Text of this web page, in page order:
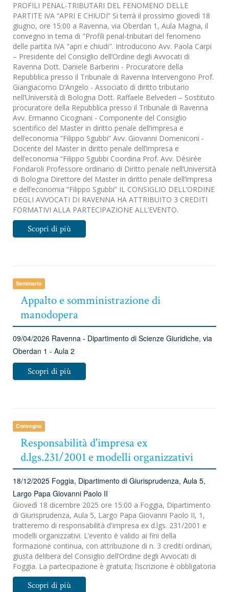
PROFILI PENAL-TRIBUTARI DEL FENOMENO DELLE
PARTITE IVA “APRI E CHIUDI” Si terrà il prossimo giovedì 18
giugno, ore 15:00 a Ravenna, via Oberdan 1, Aula Magna, il
convegno in tema di "Profili penal-tributari del fenomeno
delle partita IVA "apri e chiudi". Introducono Avv. Paola Carpi
– Presidente del Consiglio dell’Ordine degli Avvocati di
Ravenna Dott. Daniele Barberini - Procuratore della
Repubblica presso il Tribunale di Ravenna Intervengono Prof.
Giangiacomo D’Angelo - Associato di diritto tributario
nell’Università di Bologna Dott. Raffaele Belvederi – Sostituto
procuratore della Repubblica presso il Tribunale di Ravenna
Avv. Ermanno Cicognani - Componente del Consiglio
scientifico del Master in diritto penale dell’impresa e
dell’economia “Filippo Sgubbi” Avv. Giovanni Domeniconi -
Docente del Master in diritto penale dell’impresa e
dell’economia “Filippo Sgubbi Coordina Prof. Avv. Désirée
Fondaroli Professore ordinario di Diritto penale nell’Università
di Bologna Direttore del Master in diritto penale dell’impresa
e dell’economia “Filippo Sgubbi” IL CONSIGLIO DELL’ORDINE
DEGLI AVVOCATI DI RAVENNA HA ATTRIBUITO 3 CREDITI
FORMATIVI ALLA PARTECIPAZIONE ALL’EVENTO.
Scopri di più
Seminario
Appalto e somministrazione di
manodopera
09/04/2026 Ravenna - Dipartimento di Scienze Giuridiche, via
Oberdan 1 - Aula 2
Scopri di più
Convegno
Responsabilità d'impresa ex
d.lgs.231/2001 e modelli organizzativi
18/12/2025 Foggia, Dipartimento di Giurisprudenza, Aula 5,
Largo Papa Giovanni Paolo II
Giovedì 18 dicembre 2025 ore 15:00 a Foggia, Dipartimento
di Giurisprudenza, Aula 5, Largo Papa Giovanni Paolo II, 1,
tratteremo di responsabilità d'impresa ex d.lgs. 231/2001 e
modelli organizzativi. L’evento è valido ai fini della
formazione continua, con attribuzione di n. 3 crediti ordinari,
giusta delibera del Consiglio dell’Ordine degli Avvocati di
Foggia. La partecipazione è gratuita; l’iscrizione è obbligatoria
Scopri di più